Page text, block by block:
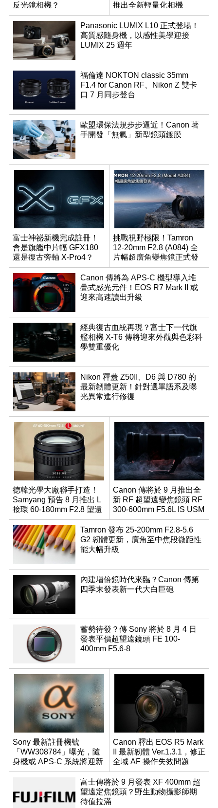
反光鏡相機？ 推出全新輕量化相機
Panasonic LUMIX L10 正式登場！
高質感隨身機，以感性美學迎接
LUMIX 25 週年
福倫達 NOKTON classic 35mm
F1.4 for Canon RF、Nikon Z 雙卡
口 7 月同步登台
歐盟環保法規步步逼近！Canon 著
手開發「無氟」新型鏡頭鍍膜
富士神祕新機完成註冊！
會是旗艦中片幅 GFX180
還是復古旁軸 X-Pro4？
挑戰視野極限！Tamron
12-20mm F2.8 (A084) 全
片幅超廣角變焦鏡正式發
表
Canon 傳將為 APS-C 機型導入堆
疊式感光元件！EOS R7 Mark II 或
迎來高速讀出升級
經典復古血統再現？富士下一代旗
艦相機 X-T6 傳將迎來外觀與色彩科
學雙重優化
Nikon 釋蓋 Z50II、D6 與 D780 的
最新韌體更新！針對選單語系及曝
光異常進行修復
德韓光學大廠聯手打造！
Samyang 預告 8 月推出 L
接環 60-180mm F2.8 望遠
變焦鏡
Canon 傳將於 9 月推出全
新 RF 超望遠變焦鏡頭 RF
300-600mm F5.6L IS USM
Tamron 發布 25-200mm F2.8-5.6
G2 韌體更新，廣角至中焦段微距性
能大幅升級
內建增倍鏡時代來臨？Canon 傳第
四季末發表新一代大白巨砲
蓄勢待發？傳 Sony 將於 8 月 4 日
發表平價超望遠鏡頭 FE 100-
400mm F5.6-8
Sony 最新註冊機號
「WW308784」曝光，隨
身機或 APS-C 系統將迎新
成員？
Canon 釋出 EOS R5 Mark
II 最新韌體 Ver.1.3.1，修正
全域 AF 操作失效問題
富士傳將於 9 月發表 XF 400mm 超
望遠定焦鏡頭？野生動物攝影師期
待值拉滿